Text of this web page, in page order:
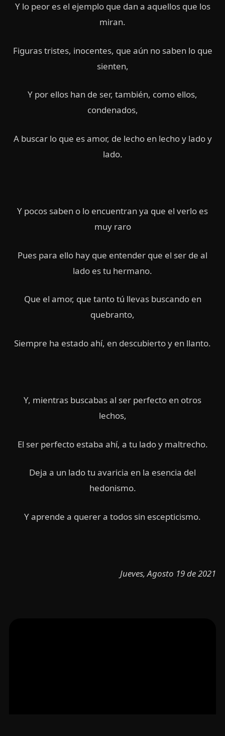
Y lo peor es el ejemplo que dan a aquellos que los
miran.
Figuras tristes, inocentes, que aún no saben lo que
sienten,
Y por ellos han de ser, también, como ellos,
condenados,
A buscar lo que es amor, de lecho en lecho y lado y
lado.
Y pocos saben o lo encuentran ya que el verlo es
muy raro
Pues para ello hay que entender que el ser de al
lado es tu hermano.
Que el amor, que tanto tú llevas buscando en
quebranto,
Siempre ha estado ahí, en descubierto y en llanto.
Y, mientras buscabas al ser perfecto en otros
lechos,
El ser perfecto estaba ahí, a tu lado y maltrecho.
Deja a un lado tu avaricia en la esencia del
hedonismo.
Y aprende a querer a todos sin escepticismo.
Jueves, Agosto 19 de 2021